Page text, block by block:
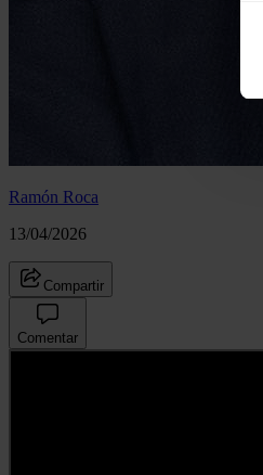
Ramón Roca
13/04/2026
Compartir
Comentar